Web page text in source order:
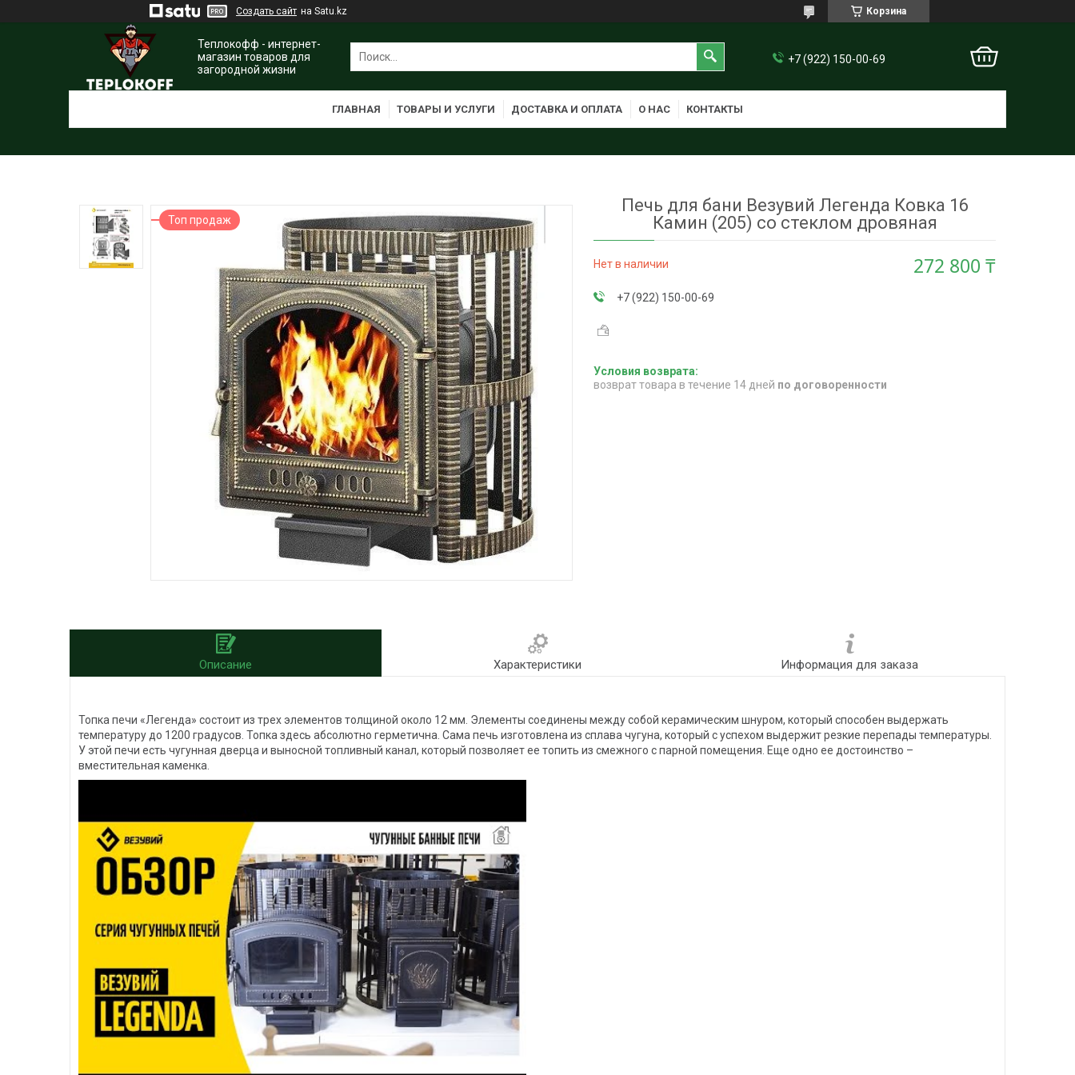
Создать сайт на Satu.kz Корзина
Теплокофф - интернет-
магазин товаров для
загородной жизни
+7 (922) 150-00-69
ГЛАВНАЯ ТОВАРЫ И УСЛУГИ ДОСТАВКА И ОПЛАТА О НАС КОНТАКТЫ
Топ продаж
Печь для бани Везувий Легенда Ковка 16
Камин (205) со стеклом дровяная
Нет в наличии 272 800 ₸
+7 (922) 150-00-69
возврат товара в течение 14 дней по договоренности
Описание Характеристики Информация для заказа
Топка печи «Легенда» состоит из трех элементов толщиной около 12 мм. Элементы соединены между собой керамическим шнуром, который способен выдержать
температуру до 1200 градусов. Топка здесь абсолютно герметична. Сама печь изготовлена из сплава чугуна, который с успехом выдержит резкие перепады температуры.
У этой печи есть чугунная дверца и выносной топливный канал, который позволяет ее топить из смежного с парной помещения. Еще одно ее достоинство –
вместительная каменка.